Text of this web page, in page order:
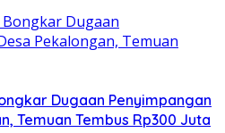
Dugaan Penyimpangan
Temuan Tembus Rp300 Juta